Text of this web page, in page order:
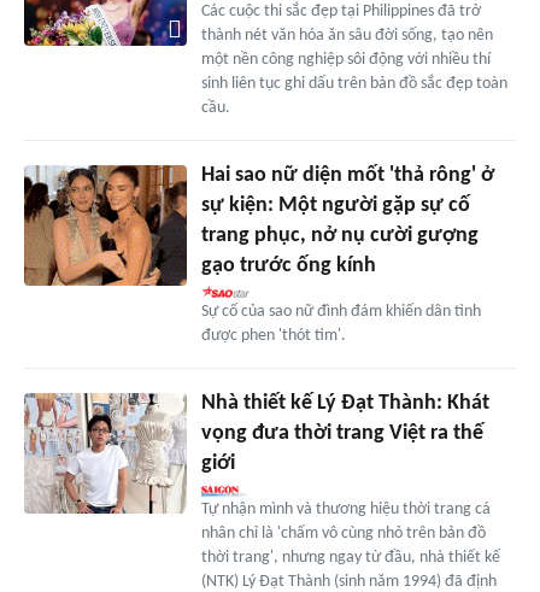
Các cuộc thi sắc đẹp tại Philippines đã trở
thành nét văn hóa ăn sâu đời sống, tạo nên
một nền công nghiệp sôi động với nhiều thí
sinh liên tục ghi dấu trên bản đồ sắc đẹp toàn
cầu.
Hai sao nữ diện mốt 'thả rông' ở
sự kiện: Một người gặp sự cố
trang phục, nở nụ cười gượng
gạo trước ống kính
Sự cố của sao nữ đình đám khiến dân tình
được phen 'thót tim'.
Nhà thiết kế Lý Đạt Thành: Khát
vọng đưa thời trang Việt ra thế
giới
Tự nhận mình và thương hiệu thời trang cá
nhân chỉ là 'chấm vô cùng nhỏ trên bản đồ
thời trang', nhưng ngay từ đầu, nhà thiết kế
(NTK) Lý Đạt Thành (sinh năm 1994) đã định